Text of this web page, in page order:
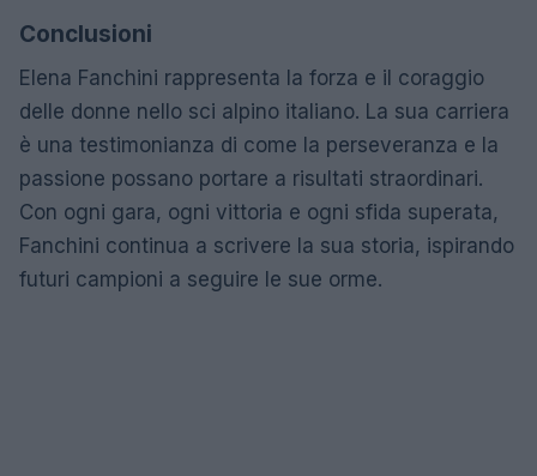
Conclusioni
Elena Fanchini rappresenta la forza e il coraggio
delle donne nello sci alpino italiano. La sua carriera
è una testimonianza di come la perseveranza e la
passione possano portare a risultati straordinari.
Con ogni gara, ogni vittoria e ogni sfida superata,
Fanchini continua a scrivere la sua storia, ispirando
futuri campioni a seguire le sue orme.